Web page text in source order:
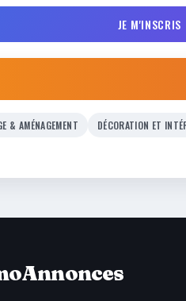
JE M'INSCRIS
& AMÉNAGEMENT
DÉCORATION ET